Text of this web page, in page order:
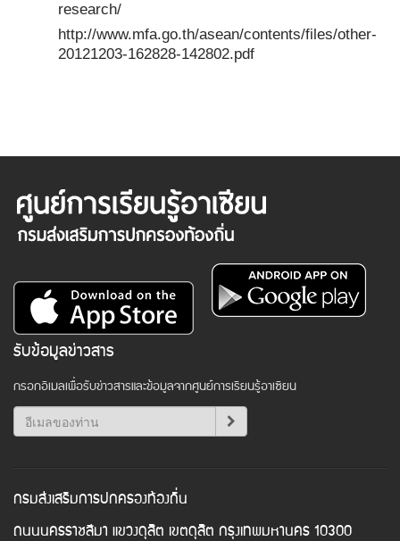
research/
http://www.mfa.go.th/asean/contents/files/other-
20121203-162828-142802.pdf
รับข้อมูลข่าวสาร
กรอกอีเมลเพื่อรับข่าวสารและข้อมูลจากศูนย์การเรียนรู้อาเซียน
กรมส่งเสริมการปกครองท้องถิ่น
ถนนนครราชสีมา แขวงดุสิต เขตดุสิต กรุงเทพมหานคร 10300